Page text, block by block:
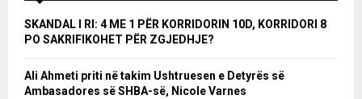
SKANDAL I RI: 4 ME 1 PËR KORRIDORIN 10D, KORRIDORI 8
PO SAKRIFIKOHET PËR ZGJEDHJE?
Ali Ahmeti priti në takim Ushtruesen e Detyrës së
Ambasadores së SHBA-së, Nicole Varnes